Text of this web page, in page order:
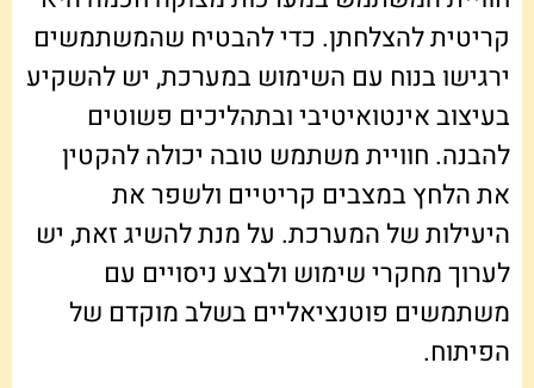
קריטית להצלחתן. כדי להבטיח שהמשתמשים
ירגישו בנוח עם השימוש במערכת, יש להשקיע
בעיצוב אינטואיטיבי ובתהליכים פשוטים
להבנה. חוויית משתמש טובה יכולה להקטין
את הלחץ במצבים קריטיים ולשפר את
היעילות של המערכת. על מנת להשיג זאת, יש
לערוך מחקרי שימוש ולבצע ניסויים עם
משתמשים פוטנציאליים בשלב מוקדם של
הפיתוח.